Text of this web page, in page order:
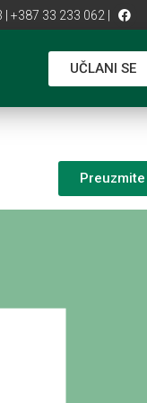
+387 33 233 062 |
UČLANI SE
Preuzmite